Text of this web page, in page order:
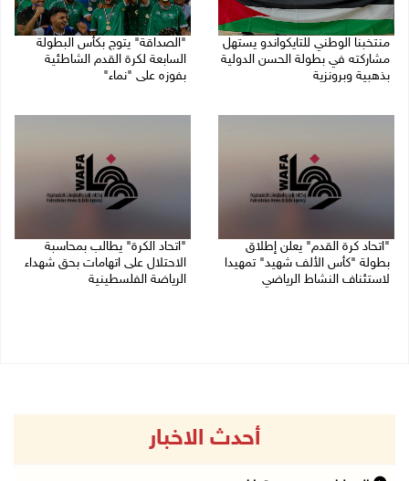
منتخبنا الوطني للتايكواندو يستهل
مشاركته في بطولة الحسن الدولية
بذهبية وبرونزية
"الصداقة" يتوج بكأس البطولة
السابعة لكرة القدم الشاطئية
بفوزه على "نماء"
"اتحاد كرة القدم" يعلن إطلاق
بطولة "كأس الألف شهيد" تمهيدا
لاستئناف النشاط الرياضي
"اتحاد الكرة" يطالب بمحاسبة
الاحتلال على اتهامات بحق شهداء
الرياضة الفلسطينية
أحدث الاخبار